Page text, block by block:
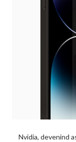
Nvidia, devenind